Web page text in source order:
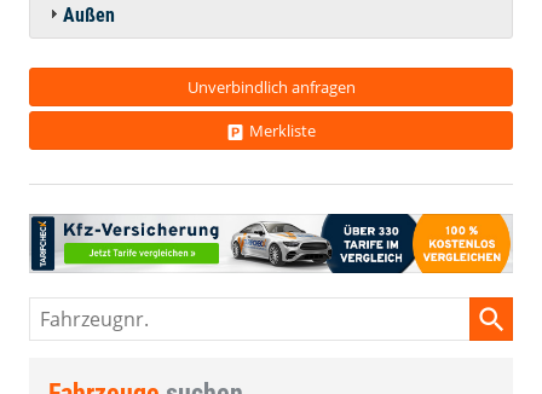
Außen
Unverbindlich anfragen
Merkliste
Fahrzeugnr.